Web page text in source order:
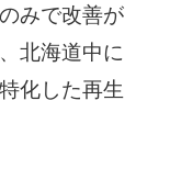
みで改善が
北海道中に
化した再生